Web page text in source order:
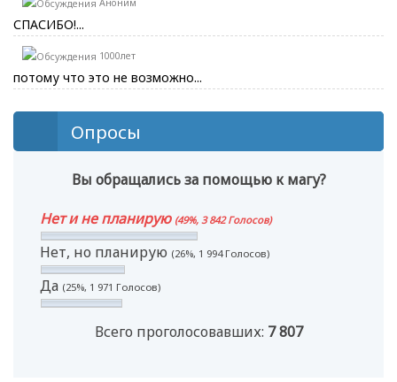
СПАСИБО!...
1000лет
потому что это не возможно...
Опросы
Вы обращались за помощью к магу?
Нет и не планирую (49%, 3 842 Голосов)
Нет, но планирую (26%, 1 994 Голосов)
Да (25%, 1 971 Голосов)
Всего проголосовавших: 7 807